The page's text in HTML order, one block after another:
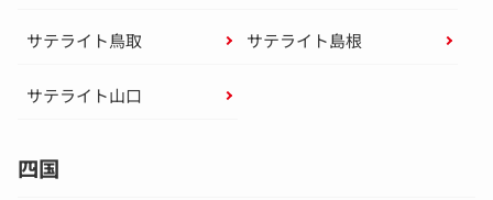
サテライト鳥取 サテライト島根
サテライト山口
四国